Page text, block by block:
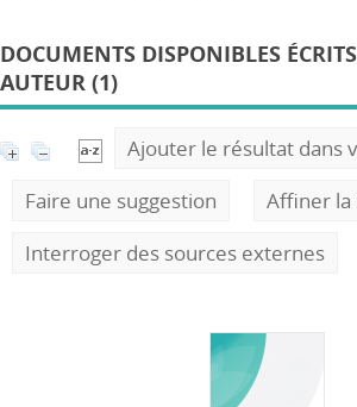
DOCUMENTS DISPONIBLES
AUTEUR (1)
Ajouter le résultat dans
Faire une suggestion
Affiner la
Interroger des sources externes